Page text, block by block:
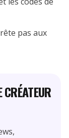
pas aux